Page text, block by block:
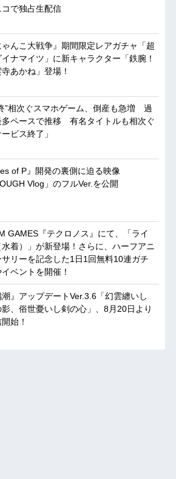
コで独占生配信
ゃんこ大戦争』期間限定レアガチャ「超
ナマイツ」に新キャラクター「鉄腕！
あかね」登場！
”相次ぐスマホゲーム、倒産も急増 過
多ペースで推移 有名タイトルも相次ぐ
ービス終了」
of P』開発の裏側に迫る映像
Vlog」のフルVer.を公開
GAMES『テクロノス』にて、「ライ
水着）」が新登場！さらに、ハーフアニ
サリーを記念した1日1回無料10連ガチ
イベントを開催！
潮』アップデートVer.3.6「幻雲纏いし
、俗世憂いし剣の心」、8月20日より
始！